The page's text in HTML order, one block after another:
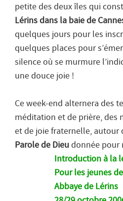
petite des deux îles qui
Lérins dans la baie de
quelques jours pour les
quelques places pour
silence où se murmure
une douce joie !
Ce week-end alternera des
méditation et de prière, des
et de joie fraternelle, autour
Parole de Dieu donnée pour
Introduction à la
Pour les jeunes
Abbaye de Lérins